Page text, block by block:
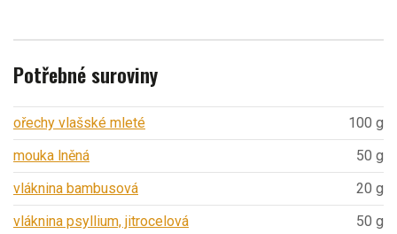
Potřebné suroviny
ořechy vlašské mleté
100 g
mouka lněná
50 g
vláknina bambusová
20 g
vláknina psyllium, jitrocelová
50 g